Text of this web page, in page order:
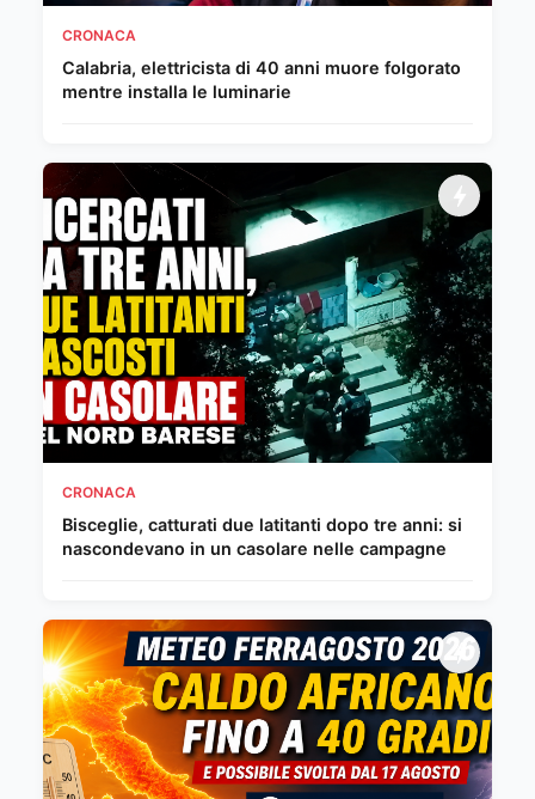
CRONACA
Calabria, elettricista di 40 anni muore folgorato
mentre installa le luminarie
CRONACA
Bisceglie, catturati due latitanti dopo tre anni: si
nascondevano in un casolare nelle campagne